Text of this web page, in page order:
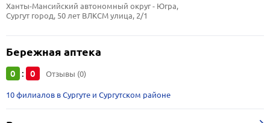
Ханты-Мансийский автономный округ - Югра,
Сургут город, 50 лет ВЛКСМ улица, 2/1
Бережная аптека
0 : 0 Отзывы (0)
10 филиалов в Сургуте и Сургутском районе